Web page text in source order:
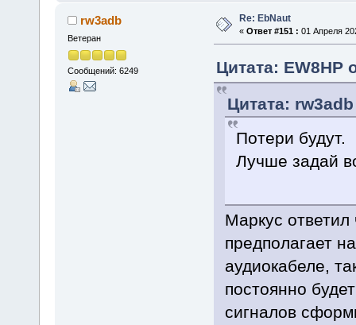
rw3adb
Ветеран
Сообщений: 6249
Re: EbNaut
« Ответ #151 : 01 Апреля
Цитата: EW8HP
Цитата:
Потери будут.
Лучше задай
Маркус
предполагает
аудиокабеле,
постоянно
сигналов